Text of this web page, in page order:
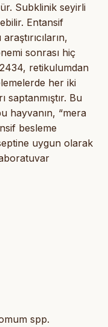
Subklinik seyirli
Entansif
sonrası hiç
2434, retikulumdan
her iki
Bu
hayvanın, “mera
besleme
uygun olarak
spp.